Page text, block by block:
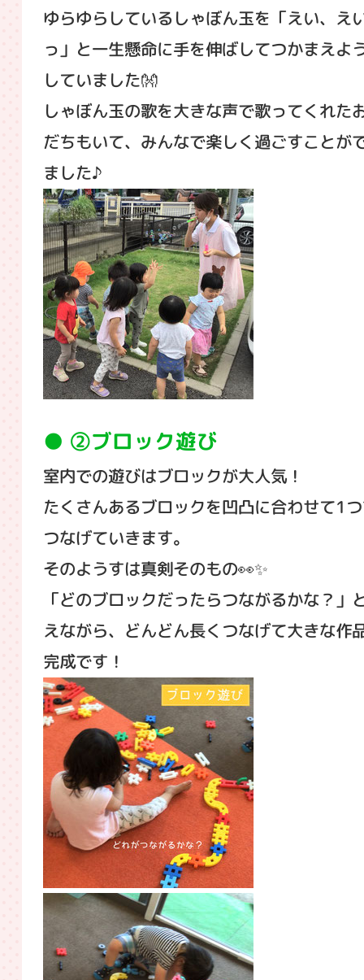
ゆらゆらしているしゃぼん玉を「えい、え
っ」と一生懸命に手を伸ばしてつかまえよ
していました👐
しゃぼん玉の歌を大きな声で歌ってくれた
だちもいて、みんなで楽しく過ごすことが
ました♪
②ブロック遊び
室内での遊びはブロックが大人気！
たくさんあるブロックを凹凸に合わせて1
つなげていきます。
そのようすは真剣そのもの👀✨
「どのブロックだったらつながるかな？」
えながら、どんどん長くつなげて大きな作
完成です！